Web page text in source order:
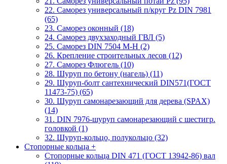
22. Саморез универсальный п/круг Pz DIN 7981
(65)
23. Саморез оконный (18)
24. Саморез двухзаходный ГВЛ (5)
25. Саморез DIN 7504 M-H (2)
26. Крепление строительных лесов (12)
27. Саморез Флюгель (10)
28. Шуруп по бетону (нагель) (11)
29. Шуруп-болт сантехнический DIN571(ГОСТ
11473-75) (65)
30. Шуруп самонарезающий для дерева (SPAX)
(14)
31. DIN 7976-шуруп самонарезающий с шестигр.
головкой (1)
32. Шуруп-кольцо, полукольцо (32)
Стопорные кольца +
Стопорные кольца DIN 471 (ГОСТ 13942-86) вал